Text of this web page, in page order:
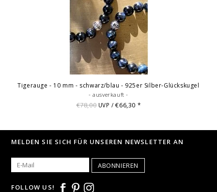
Tigerauge - 10 mm - schwarz/blau - 925er Silber-Glückskugel
- ausverkauft -
€78,00 UVP / €66,30 *
MELDEN SIE SICH FÜR UNSEREN NEWSLETTER AN
ABONNIEREN
FOLLOW US!